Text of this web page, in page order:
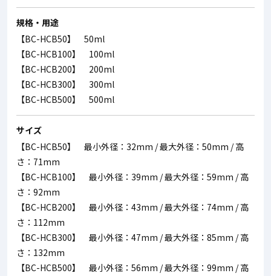
規格・用途
【BC-HCB50】 50ml
【BC-HCB100】 100ml
【BC-HCB200】 200ml
【BC-HCB300】 300ml
【BC-HCB500】 500ml
サイズ
【BC-HCB50】 最小外径：32mm / 最大外径：50mm / 高
さ：71mm
【BC-HCB100】 最小外径：39mm / 最大外径：59mm / 高
さ：92mm
【BC-HCB200】 最小外径：43mm / 最大外径：74mm / 高
さ：112mm
【BC-HCB300】 最小外径：47mm / 最大外径：85mm / 高
さ：132mm
【BC-HCB500】 最小外径：56mm / 最大外径：99mm / 高